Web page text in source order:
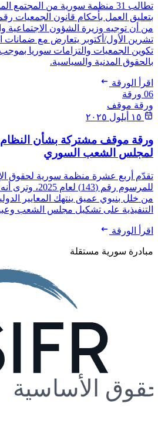
تطالب 31 منظمة سورية من المجتمع
من أن توجيه وزيرة الشؤون الاجتماعية
تشرين الأول/أكتوبر يتعارض مع ضمانات
تكوين الجمعيات والتزامات سوريا
بالحقوق المدنية والسياسية.
اقرأ الورقة
06 ورقة
ورقة موقف
ورقة موقف مشتركة بشأن النظام
لمجلس الشعب السوري
تقدّم أربع عشرة منظمة سورية لحقوق
للمرسوم رقم (143)
من خلل بنيوي عميق ينتهك المعايير
التنفيذية على تشكيل مجلس الشعب
اقرأ الورقة
مبادرة سورية مستقلة